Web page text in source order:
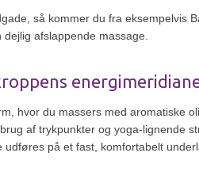
så kommer du fra eksempelvis
afslappende massage.
hvor du massers med aromatiske
af trykpunkter og yoga-lignende
på et fast, komfortabelt